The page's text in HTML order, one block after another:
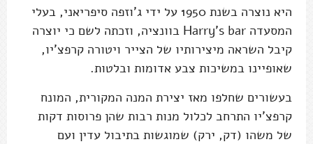
היא נוצרה בשנת 1950 על ידי ג'וזפה סיפריאני, בעלי
המסעדה Harry's bar בוונציה, וזכתה לשם כי יוצרה
קיבל השראה מיצירותיו של הצייר ויטורה קרפצ'יו,
שאופיינו במשיכות צבע אדומות ובלטות.
בעשורים שחלפו מאז יצירת המנה המקורית, המונח
קרפצ'יו התרחב לכלול מנות רבות שהן פרוסות דקות
של משהו (דק, ירק) שמוגשות בתיבול עדין ועם